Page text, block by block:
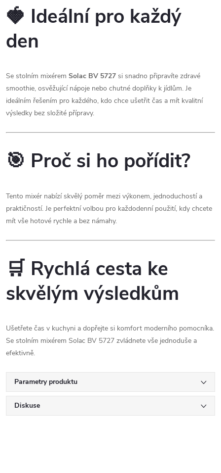
🍓 Ideální pro každý
den
Se stolním mixérem Solac BV 5727 si snadno připravíte zdravé
smoothie, osvěžující nápoje nebo chutné doplňky k jídlům. Je
ideálním řešením pro každého, kdo chce ušetřit čas a mít kvalitní
výsledky bez složité přípravy.
🎯 Proč si ho pořídit?
Tento mixér nabízí skvělý poměr mezi výkonem, jednoduchostí a
praktičností. Je perfektní volbou pro každodenní použití, kdy chcete
mít vše hotové rychle a bez námahy.
🛒 Rychlá cesta ke
skvělým výsledkům
Ušetřete čas v kuchyni a dopřejte si komfort moderního pomocníka.
Se stolním mixérem Solac BV 5727 zvládnete vše jednoduše a
efektivně.
Parametry produktu
Diskuse